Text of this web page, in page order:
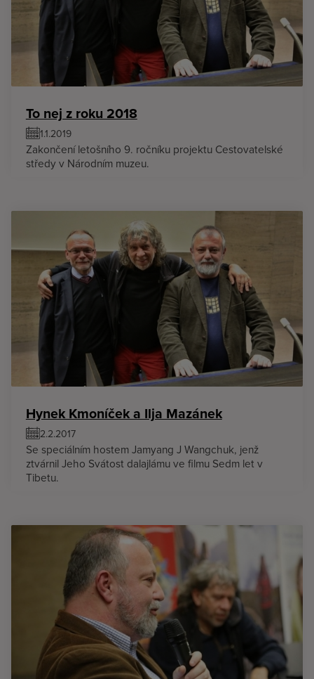
To nej z roku 2018
1.1.2019
Zakončení letošního 9. ročníku projektu Cestovatelské
středy v Národním muzeu.
Hynek Kmoníček a Ilja Mazánek
2.2.2017
Se speciálním hostem Jamyang J Wangchuk, jenž
ztvárnil Jeho Svátost dalajlámu ve filmu Sedm let v
Tibetu.